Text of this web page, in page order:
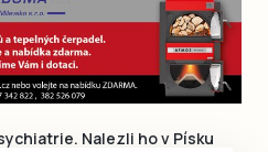
Obnovit heslo
se
Inspirace
Čtenáři píší
Speciální přílohy
Nalezli ho v Písku